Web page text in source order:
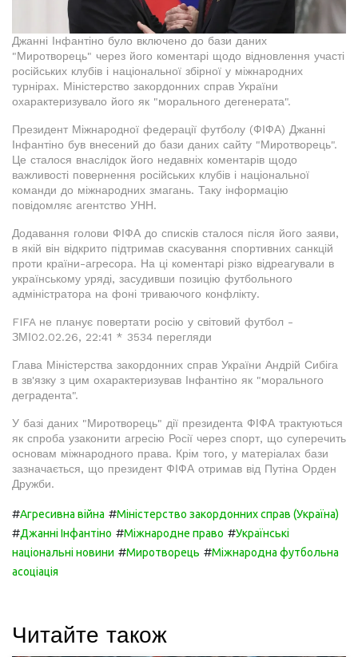
Джанні Інфантіно було включено до бази даних
"Миротворець" через його коментарі щодо відновлення участі
російських клубів і національної збірної у міжнародних
турнірах. Міністерство закордонних справ України
охарактеризувало його як "морального дегенерата".
Президент Міжнародної федерації футболу (ФІФА) Джанні
Інфантіно був внесений до бази даних сайту "Миротворець".
Це сталося внаслідок його недавніх коментарів щодо
важливості повернення російських клубів і національної
команди до міжнародних змагань. Таку інформацію
повідомляє агентство УНН.
Додавання голови ФІФА до списків сталося після його заяви,
в якій він відкрито підтримав скасування спортивних санкцій
проти країни-агресора. На ці коментарі різко відреагували в
українському уряді, засудивши позицію футбольного
адміністратора на фоні триваючого конфлікту.
FIFA не планує повертати росію у світовий футбол -
ЗМІ02.02.26, 22:41 * 3534 перегляди
Глава Міністерства закордонних справ України Андрій Сибіга
в зв'язку з цим охарактеризував Інфантіно як "морального
деградента".
У базі даних "Миротворець" дії президента ФІФА трактуються
як спроба узаконити агресію Росії через спорт, що суперечить
основам міжнародного права. Крім того, у матеріалах бази
зазначається, що президент ФІФА отримав від Путіна Орден
Дружби.
#Агресивна війна #Міністерство закордонних справ (Україна)
#Джанні Інфантіно #Міжнародне право #Українські
національні новини #Миротворець #Міжнародна футбольна
асоціація
Читайте також